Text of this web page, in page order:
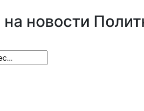
новости